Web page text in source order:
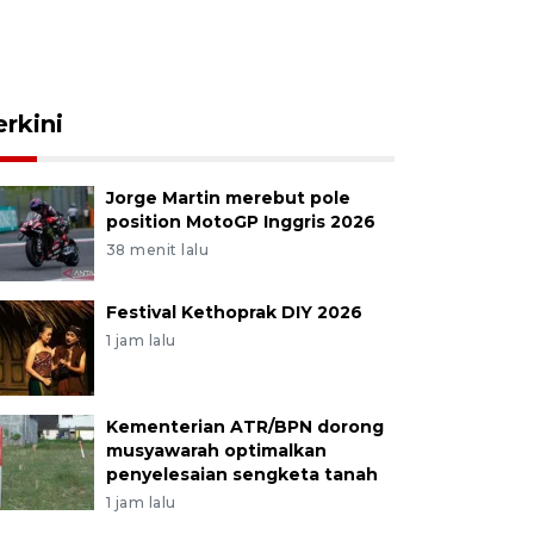
Jorge Martin merebut pole
position MotoGP Inggris 2026
38 menit lalu
Festival Kethoprak DIY 2026
1 jam lalu
Kementerian ATR/BPN dorong
musyawarah optimalkan
penyelesaian sengketa tanah
1 jam lalu